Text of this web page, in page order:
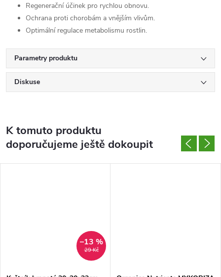
Regenerační účinek pro rychlou obnovu.
Ochrana proti chorobám a vnějším vlivům.
Optimální regulace metabolismu rostlin.
Parametry produktu
Diskuse
K tomuto produktu
doporučujeme ještě dokoupit
29 Kč
–13 %